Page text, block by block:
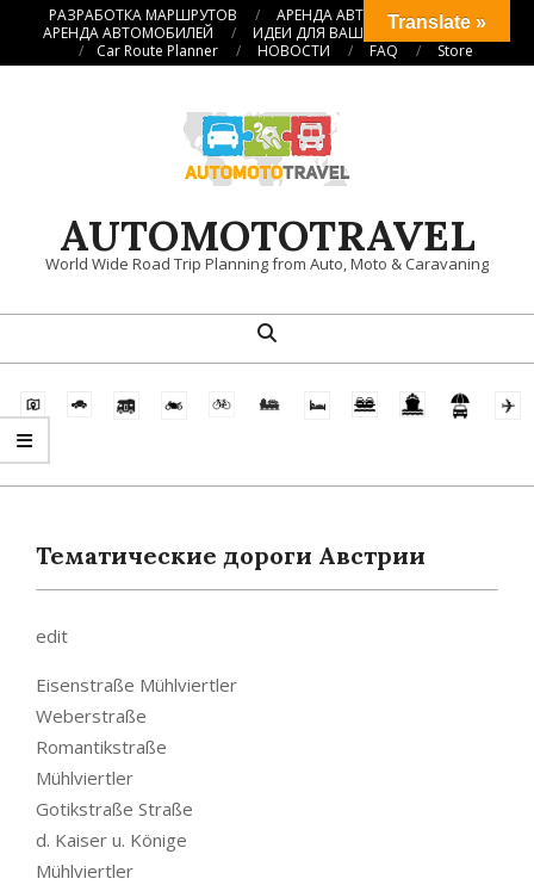
ПерейтиРАЗРАБОТКА МАРШРУТОВ
АРЕНДА АВТОКЕМПЕРОВ
АРЕНДА АВТОМОБИЛЕЙ
ИДЕИ ДЛЯ ВАШИХ ПУТЕШЕСТВИЙ
Car Route Planner
НОВОСТИ FAQ Store
AUTOMOTOTRAVEL
World Wide Road Trip Planning from Auto, Moto & Caravaning
навигационное
Поиск
Тематические дороги Австрии
edit
Eisenstraße Mühlviertler
Weberstraße
Romantikstraße
Mühlviertler
Gotikstraße Straße
d. Kaiser u. Könige
Mühlviertler
Translate »